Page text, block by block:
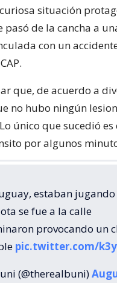
situación
pasó de la cancha a
con un
que, de acuerdo a
no hubo ningún
único que sucedió es
por algunos
estaban
se fue a la calle
provocando un
pic.twitter.com/
(@therealbuni)